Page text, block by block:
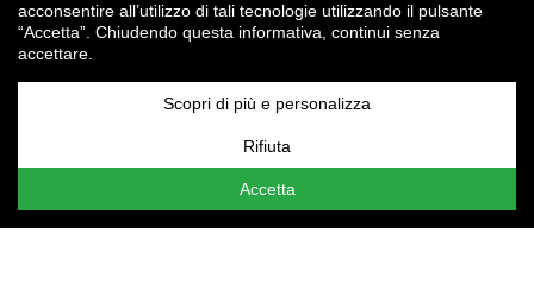
Ristorazione, attraente per i clienti ma anche per... gli
Attenzione:le tueImpostazioni cookienon consentono la
visualizzazione del contenuto qui presente. Assicurati di
aver accettato i cookie per il "Miglioramento
acconsentire all’utilizzo di tali tecnologie utilizzando il pulsante
“Accetta”. Chiudendo questa informativa, continui senza
accettare.
Scopri di più e personalizza
Rifiuta
Accetta